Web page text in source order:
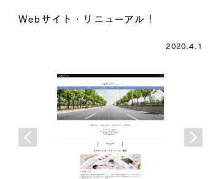
Webサイト・リニューアル！
2020.4.1